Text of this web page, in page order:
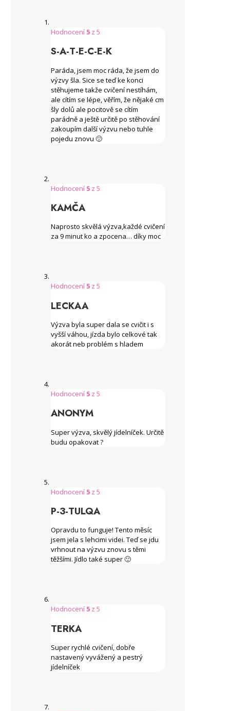
Hodnocení 5 z 5
S-A-T-E-C-E-K
Paráda, jsem moc ráda, že jsem do
výzvy šla. Sice se teď ke konci
stěhujeme takže cvičení nestíhám,
ale cítím se lépe, věřím, že nějaké cm
šly dolů ale pocitově se cítím
parádně a ještě určitě po stěhování
zakoupím další výzvu nebo tuhle
pojedu znovu 🙂
Hodnocení 5 z 5
KAMČA
Naprosto skvělá výzva,každé cvičení
za 9 minut ko a zpocena… díky moc
Hodnocení 5 z 5
LECKAA
Výzva byla super dala se cvičit i s
vyšší váhou, jízda bylo celkové tak
akorát neb problém s hladem
Hodnocení 5 z 5
ANONYM
Super výzva, skvělý jídelníček. Určitě
budu opakovat ?
Hodnocení 5 z 5
P-3-TULQA
Opravdu to funguje! Tento měsíc
jsem jela s lehcimi videi. Teď se jdu
vrhnout na výzvu znovu s těmi
těžšími. Jídlo také super 🙂
Hodnocení 5 z 5
TERKA
Super rychlé cvičení, dobře
nastavený vyvážený a pestrý
jídelníček